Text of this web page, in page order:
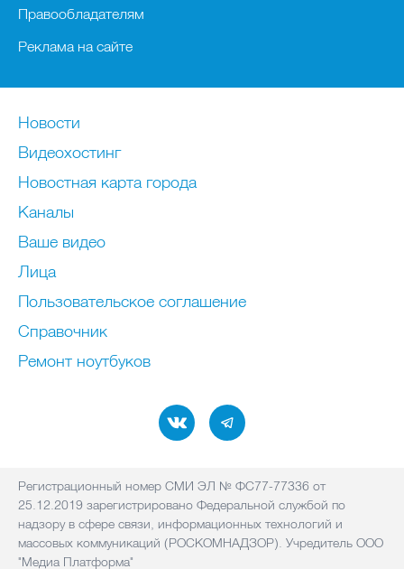
Правообладателям
Реклама на сайте
Новости
Видеохостинг
Новостная карта города
Каналы
Ваше видео
Лица
Пользовательское соглашение
Справочник
Ремонт нoутбуков
Регистрационный номер СМИ ЭЛ № ФС77-77336 от
25.12.2019 зарегистрировано Федеральной службой по
надзору в сфере связи, информационных технологий и
массовых коммуникаций (РОСКОМНАДЗОР). Учредитель ООО
"Медиа Платформа"